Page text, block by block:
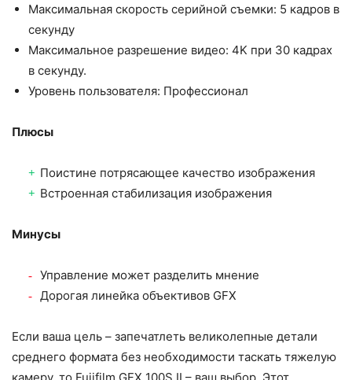
Максимальная скорость серийной съемки: 5 кадров в
секунду
Максимальное разрешение видео: 4K при 30 кадрах
в секунду.
Уровень пользователя: Профессионал
Плюсы
Поистине потрясающее качество изображения
Встроенная стабилизация изображения
Минусы
Управление может разделить мнение
Дорогая линейка объективов GFX
Если ваша цель – запечатлеть великолепные детали
среднего формата без необходимости таскать тяжелую